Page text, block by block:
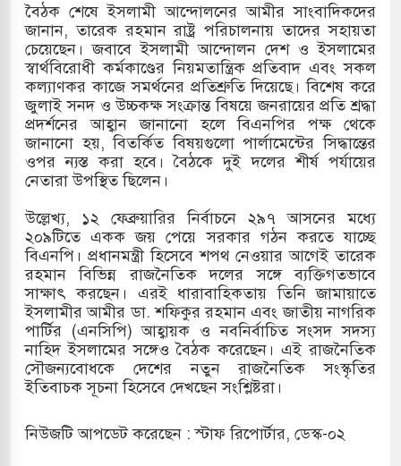
পাহাড়ি ঢলে ফুঁসে উঠেছে তিস্তা
মুক্তির দাবিতে পাকিস্তানজুড়ে পিটিআইয়ের আজ
কোরিয়ার ক্ষেপণাস্ত্র ইউনিট মোতায়েন করা হয়েছে:
স্মৃতি জাদুঘরের উদ্বোধন প্রধানমন্ত্রীর
ইয়েমেন উপকূলে হামলার শিকার ভারতীয় জাহাজ
​বৈঠক শেষে ইসলামী আন্দোলনের আমীর সাংবাদিকদের
জানান, তারেক রহমান রাষ্ট্র পরিচালনায় তাদের সহায়তা
চেয়েছেন। জবাবে ইসলামী আন্দোলন দেশ ও ইসলামের
স্বার্থবিরোধী কর্মকাণ্ডের নিয়মতান্ত্রিক প্রতিবাদ এবং সকল
কল্যাণকর কাজে সমর্থনের প্রতিশ্রুতি দিয়েছে। বিশেষ করে
জুলাই সনদ ও উচ্চকক্ষ সংক্রান্ত বিষয়ে জনরায়ের প্রতি শ্রদ্ধা
প্রদর্শনের আহ্বান জানানো হলে বিএনপির পক্ষ থেকে
জানানো হয়, বিতর্কিত বিষয়গুলো পার্লামেন্টের সিদ্ধান্তের
ওপর ন্যস্ত করা হবে। বৈঠকে দুই দলের শীর্ষ পর্যায়ের
নেতারা উপস্থিত ছিলেন।
​উল্লেখ্য, ১২ ফেব্রুয়ারির নির্বাচনে ২৯৭ আসনের মধ্যে
২০৯টিতে একক জয় পেয়ে সরকার গঠন করতে যাচ্ছে
বিএনপি। প্রধানমন্ত্রী হিসেবে শপথ নেওয়ার আগেই তারেক
রহমান বিভিন্ন রাজনৈতিক দলের সঙ্গে ব্যক্তিগতভাবে
সাক্ষাৎ করছেন। এরই ধারাবাহিকতায় তিনি জামায়াতে
ইসলামীর আমীর ডা. শফিকুর রহমান এবং জাতীয় নাগরিক
পার্টির (এনসিপি) আহ্বায়ক ও নবনির্বাচিত সংসদ সদস্য
নাহিদ ইসলামের সঙ্গেও বৈঠক করেছেন। এই রাজনৈতিক
সৌজন্যবোধকে দেশের নতুন রাজনৈতিক সংস্কৃতির
ইতিবাচক সূচনা হিসেবে দেখছেন সংশ্লিষ্টরা।
নিউজটি আপডেট করেছেন : স্টাফ রিপোর্টার, ডেস্ক-০২